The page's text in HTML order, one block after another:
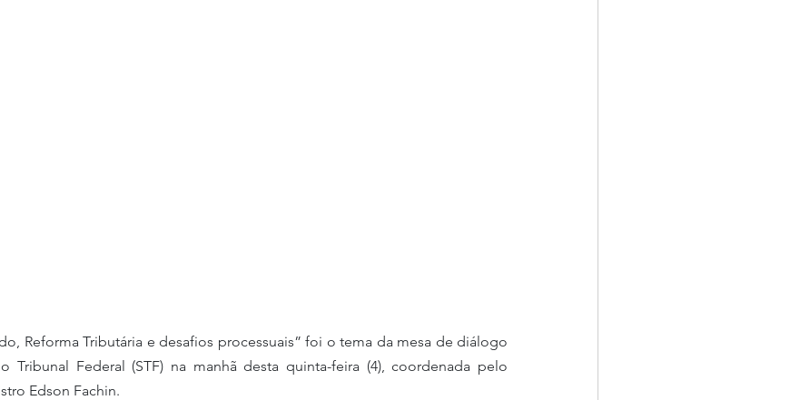
Reforma Tributária e desafios processuais” foi o tema da mesa de diálogo
Tribunal Federal (STF) na manhã desta quinta-feira (4), coordenada pelo
Edson Fachin.